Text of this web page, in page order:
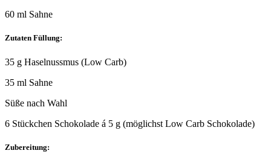
60 ml Sahne
Zutaten Füllung:
35 g Haselnussmus (Low Carb)
35 ml Sahne
Süße nach Wahl
6 Stückchen Schokolade á 5 g (möglichst Low Carb Schokolade)
Zubereitung: